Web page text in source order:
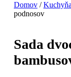
Domov /Kuchyňa
podnosov
Sada